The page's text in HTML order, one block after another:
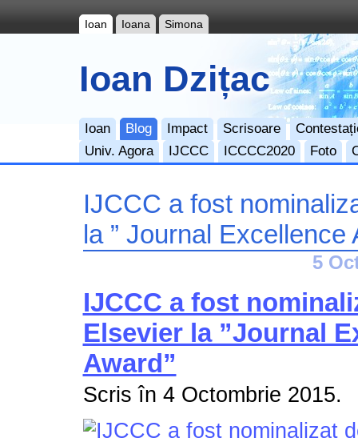
Ioan Ioana Simona
Ioan Dzițac
Ioan Blog Impact Scrisoare
Univ. Agora
IJCCC ICCCC2020 Foto
IJCCC a fost
la ” Journal Excellence
5
IJCCC a fost
Elsevier la ”Journal
Award”
Scris în 4 Octombrie 2015.